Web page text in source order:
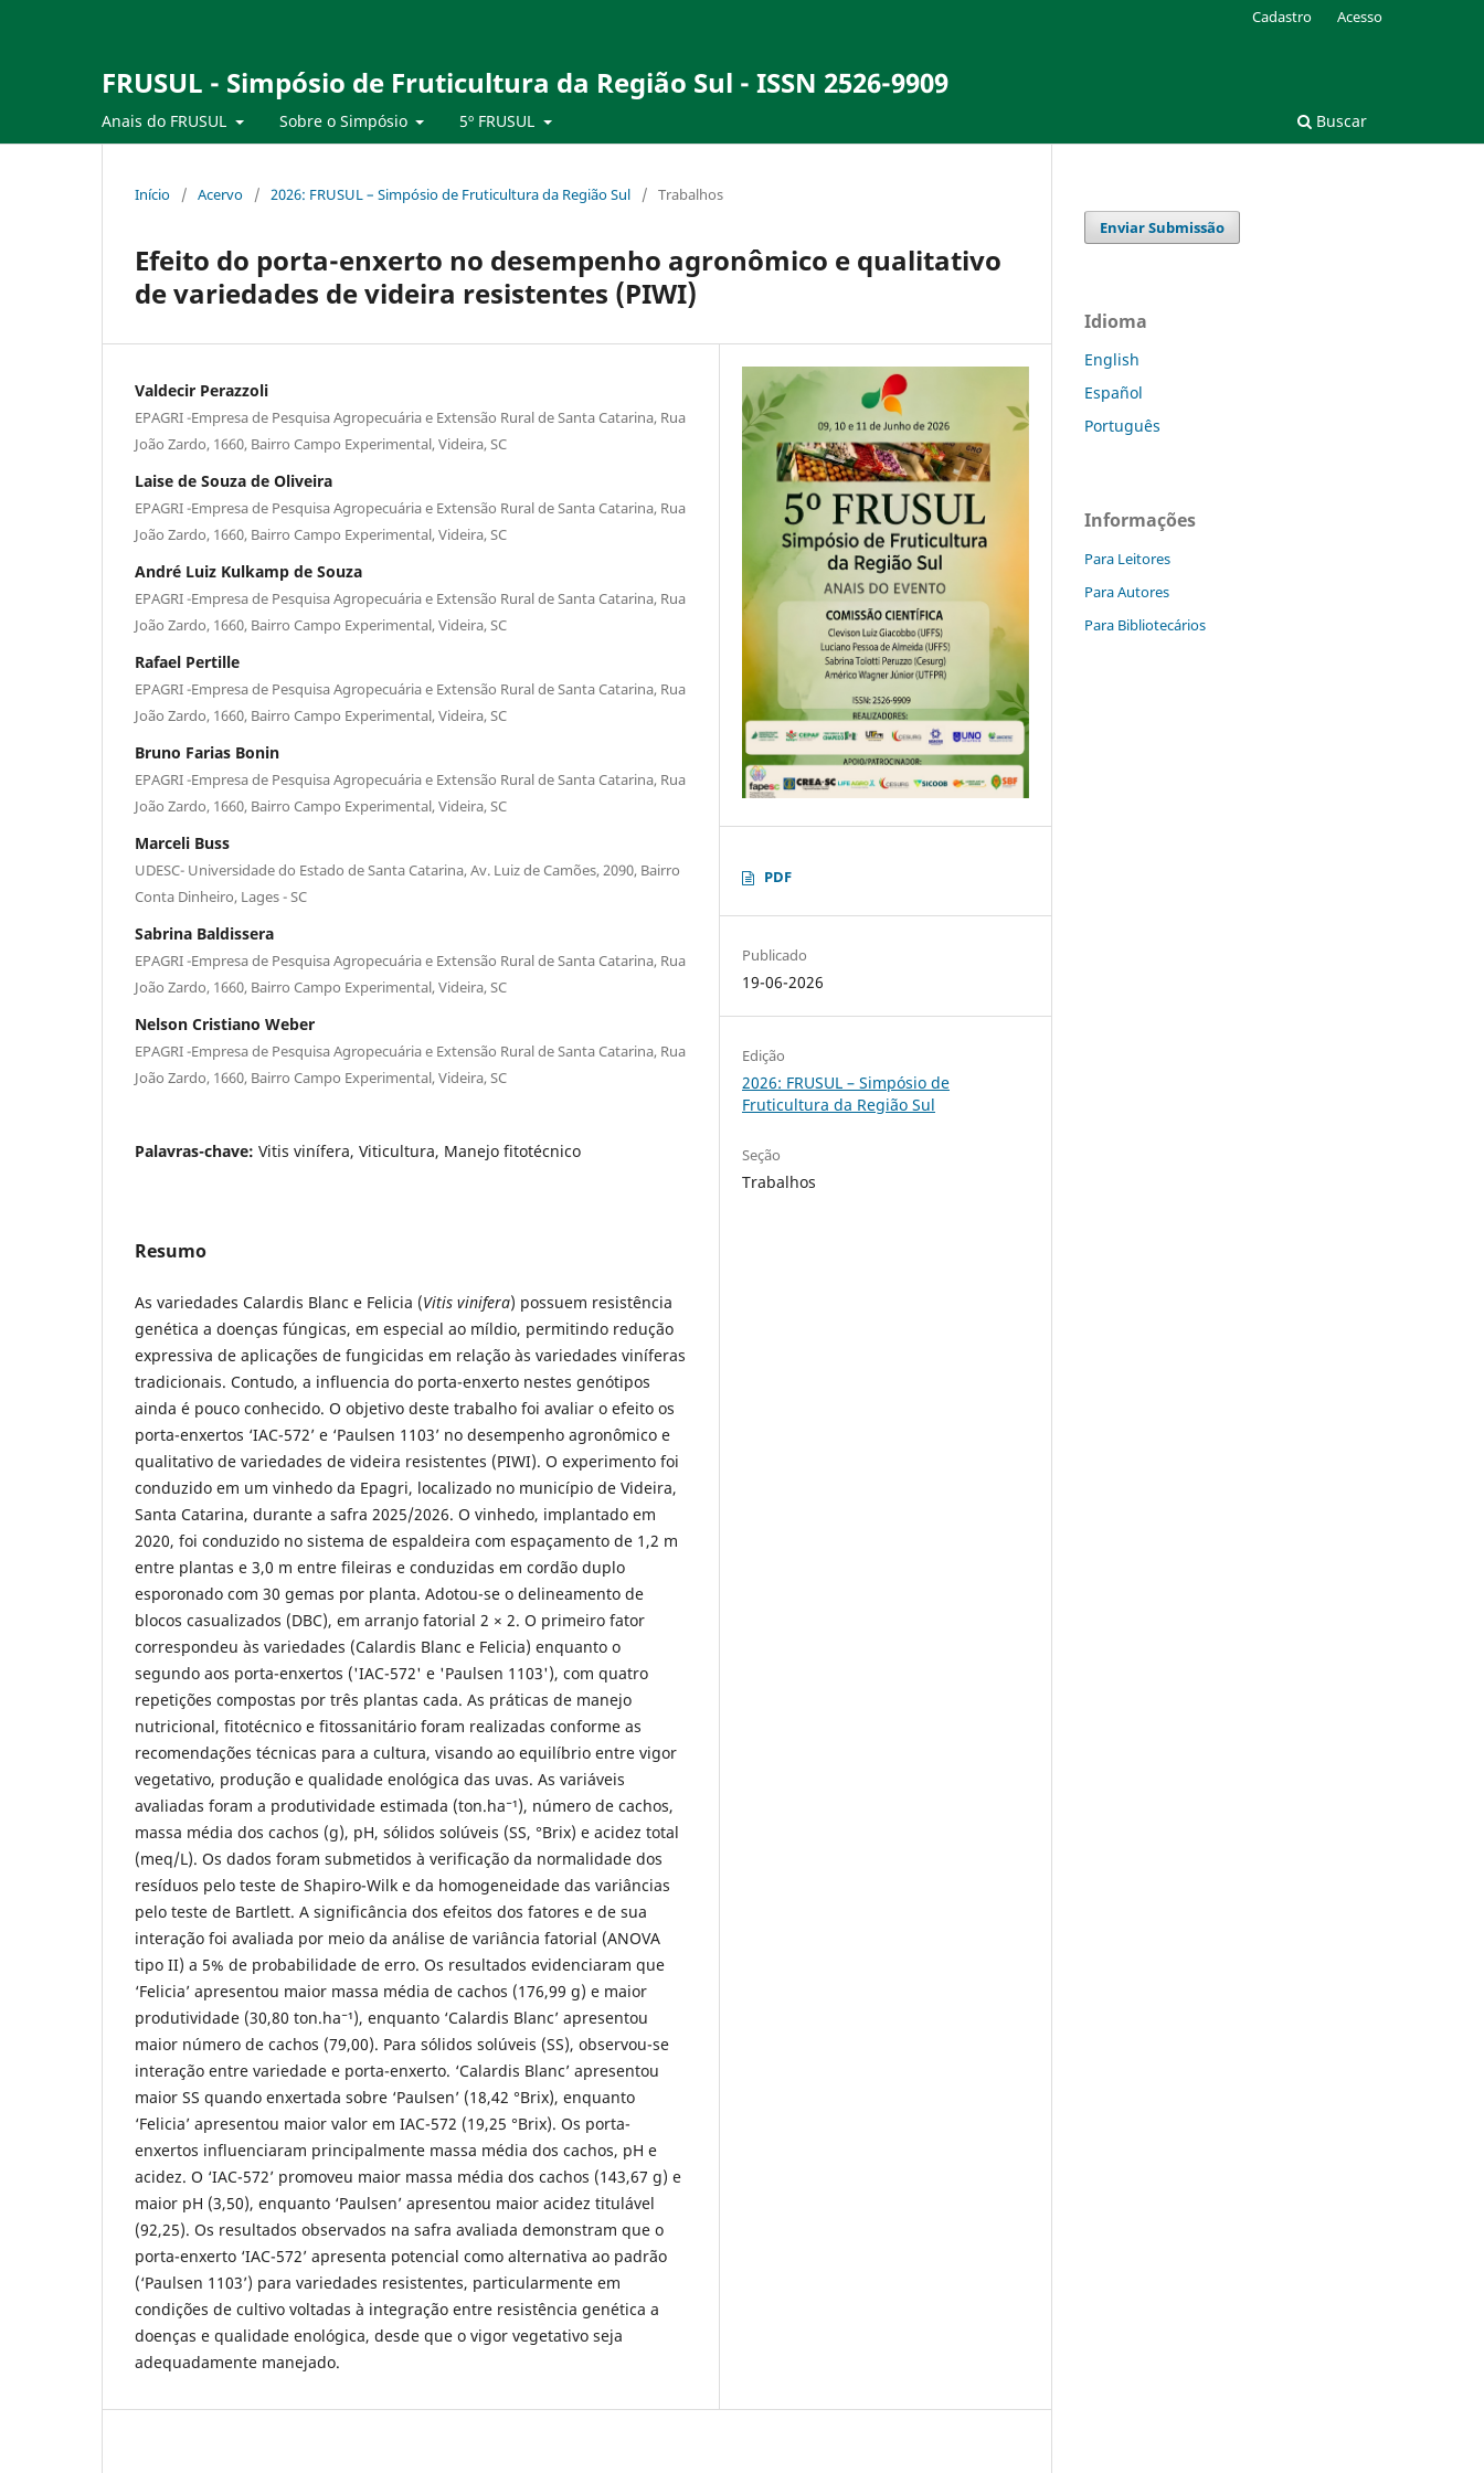
FRUSUL - Simpósio de Fruticultura da Região Sul - ISSN 2526-9909
Anais do FRUSUL Sobre o Simpósio 5º FRUSUL Buscar
Cadastro Acesso
Início / Acervo / 2026: FRUSUL – Simpósio de Fruticultura da Região Sul / Trabalhos
Efeito do porta-enxerto no desempenho agronômico e qualitativo
de variedades de videira resistentes (PIWI)
Valdecir Perazzoli
EPAGRI -Empresa de Pesquisa Agropecuária e Extensão Rural de Santa Catarina, Rua
João Zardo, 1660, Bairro Campo Experimental, Videira, SC
Laise de Souza de Oliveira
EPAGRI -Empresa de Pesquisa Agropecuária e Extensão Rural de Santa Catarina, Rua
João Zardo, 1660, Bairro Campo Experimental, Videira, SC
André Luiz Kulkamp de Souza
EPAGRI -Empresa de Pesquisa Agropecuária e Extensão Rural de Santa Catarina, Rua
João Zardo, 1660, Bairro Campo Experimental, Videira, SC
Rafael Pertille
EPAGRI -Empresa de Pesquisa Agropecuária e Extensão Rural de Santa Catarina, Rua
João Zardo, 1660, Bairro Campo Experimental, Videira, SC
Bruno Farias Bonin
EPAGRI -Empresa de Pesquisa Agropecuária e Extensão Rural de Santa Catarina, Rua
João Zardo, 1660, Bairro Campo Experimental, Videira, SC
Marceli Buss
UDESC- Universidade do Estado de Santa Catarina, Av. Luiz de Camões, 2090, Bairro
Conta Dinheiro, Lages - SC
Sabrina Baldissera
EPAGRI -Empresa de Pesquisa Agropecuária e Extensão Rural de Santa Catarina, Rua
João Zardo, 1660, Bairro Campo Experimental, Videira, SC
Nelson Cristiano Weber
EPAGRI -Empresa de Pesquisa Agropecuária e Extensão Rural de Santa Catarina, Rua
João Zardo, 1660, Bairro Campo Experimental, Videira, SC
Palavras-chave: Vitis vinífera, Viticultura, Manejo fitotécnico
Resumo
As variedades Calardis Blanc e Felicia (Vitis vinifera) possuem resistência
genética a doenças fúngicas, em especial ao míldio, permitindo redução
expressiva de aplicações de fungicidas em relação às variedades viníferas
tradicionais. Contudo, a influencia do porta-enxerto nestes genótipos
ainda é pouco conhecido. O objetivo deste trabalho foi avaliar o efeito os
porta-enxertos ‘IAC-572’ e ‘Paulsen 1103’ no desempenho agronômico e
qualitativo de variedades de videira resistentes (PIWI). O experimento foi
conduzido em um vinhedo da Epagri, localizado no município de Videira,
Santa Catarina, durante a safra 2025/2026. O vinhedo, implantado em
2020, foi conduzido no sistema de espaldeira com espaçamento de 1,2 m
entre plantas e 3,0 m entre fileiras e conduzidas em cordão duplo
esporonado com 30 gemas por planta. Adotou-se o delineamento de
blocos casualizados (DBC), em arranjo fatorial 2 × 2. O primeiro fator
correspondeu às variedades (Calardis Blanc e Felicia) enquanto o
segundo aos porta-enxertos ('IAC-572' e 'Paulsen 1103'), com quatro
repetições compostas por três plantas cada. As práticas de manejo
nutricional, fitotécnico e fitossanitário foram realizadas conforme as
recomendações técnicas para a cultura, visando ao equilíbrio entre vigor
vegetativo, produção e qualidade enológica das uvas. As variáveis
avaliadas foram a produtividade estimada (ton.ha⁻¹), número de cachos,
massa média dos cachos (g), pH, sólidos solúveis (SS, °Brix) e acidez total
(meq/L). Os dados foram submetidos à verificação da normalidade dos
resíduos pelo teste de Shapiro-Wilk e da homogeneidade das variâncias
pelo teste de Bartlett. A significância dos efeitos dos fatores e de sua
interação foi avaliada por meio da análise de variância fatorial (ANOVA
tipo II) a 5% de probabilidade de erro. Os resultados evidenciaram que
‘Felicia’ apresentou maior massa média de cachos (176,99 g) e maior
produtividade (30,80 ton.ha⁻¹), enquanto ‘Calardis Blanc’ apresentou
maior número de cachos (79,00). Para sólidos solúveis (SS), observou-se
interação entre variedade e porta-enxerto. ‘Calardis Blanc’ apresentou
maior SS quando enxertada sobre ‘Paulsen’ (18,42 °Brix), enquanto
‘Felicia’ apresentou maior valor em IAC-572 (19,25 °Brix). Os porta-
enxertos influenciaram principalmente massa média dos cachos, pH e
acidez. O ‘IAC-572’ promoveu maior massa média dos cachos (143,67 g) e
maior pH (3,50), enquanto ‘Paulsen’ apresentou maior acidez titulável
(92,25). Os resultados observados na safra avaliada demonstram que o
porta-enxerto ‘IAC-572’ apresenta potencial como alternativa ao padrão
(‘Paulsen 1103’) para variedades resistentes, particularmente em
condições de cultivo voltadas à integração entre resistência genética a
doenças e qualidade enológica, desde que o vigor vegetativo seja
adequadamente manejado.
PDF
Publicado
19-06-2026
Edição
2026: FRUSUL – Simpósio de
Fruticultura da Região Sul
Seção
Trabalhos
Enviar Submissão
Idioma
English
Español
Português
Informações
Para Leitores
Para Autores
Para Bibliotecários